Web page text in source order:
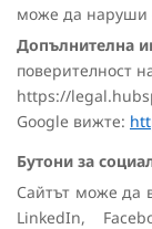
може да наруши
Допълнителна
поверителност
https://
Google вижте:
Бутони за
Сайтът може да
LinkedIn,